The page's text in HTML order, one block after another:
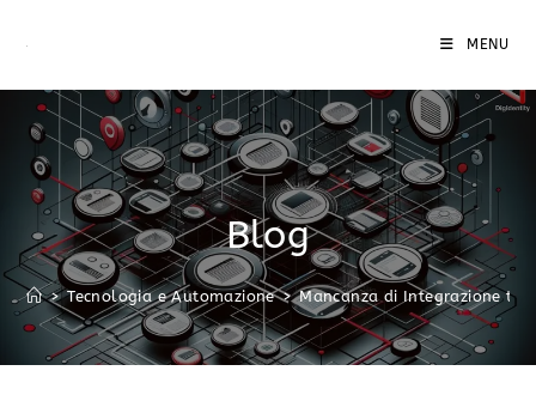
MENU
Blog
> Tecnologia e Automazione > Mancanza di Integrazione